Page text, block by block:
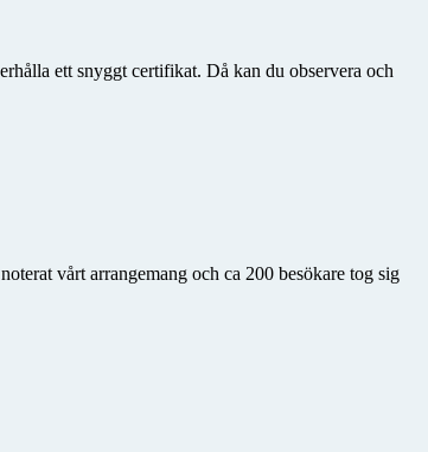
ett snyggt certifikat. Då kan du observera och
vårt arrangemang och ca 200 besökare tog sig